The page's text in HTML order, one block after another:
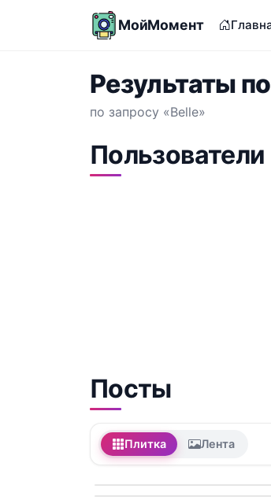
МойМомент
Результаты
по запросу «Belle»
Пользователи
Посты
Плитка Лента